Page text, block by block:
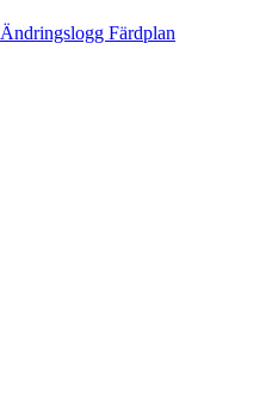
Ändringslogg Färdplan